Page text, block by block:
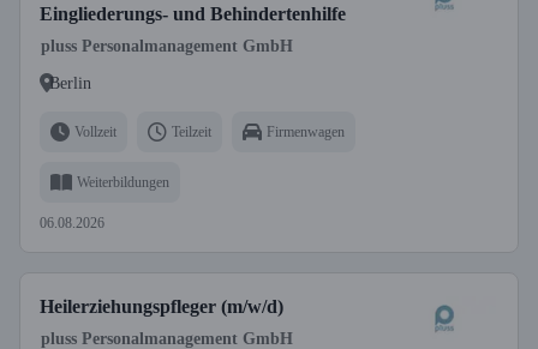
Eingliederungs- und Behindertenhilfe
pluss Personalmanagement GmbH
Berlin
Vollzeit Teilzeit Firmenwagen
Weiterbildungen
06.08.2026
Heilerziehungspfleger (m/w/d)
pluss Personalmanagement GmbH